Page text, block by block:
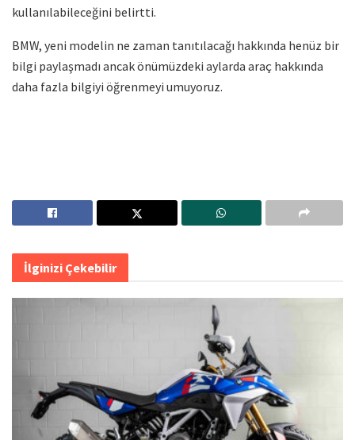
kullanılabileceğini belirtti.
BMW, yeni modelin ne zaman tanıtılacağı hakkında henüz bir
bilgi paylaşmadı ancak önümüzdeki aylarda araç hakkında
daha fazla bilgiyi öğrenmeyi umuyoruz.
İlginizi Çekebilir